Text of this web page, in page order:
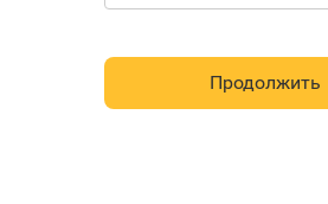
Продолжить